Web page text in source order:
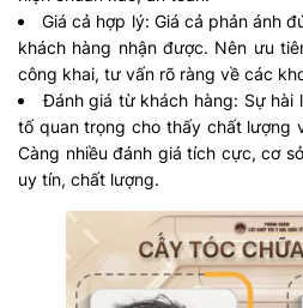
Giá cả hợp lý: Giá cả phản ánh
khách hàng nhận được. Nên ưu
công khai, tư vấn rõ ràng về các
Đánh giá từ khách hàng: Sự hài
tố quan trọng cho thấy chất lượng
Càng nhiều đánh giá tích cực, cơ
uy tín, chất lượng.